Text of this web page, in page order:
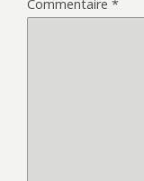
Commentaire *